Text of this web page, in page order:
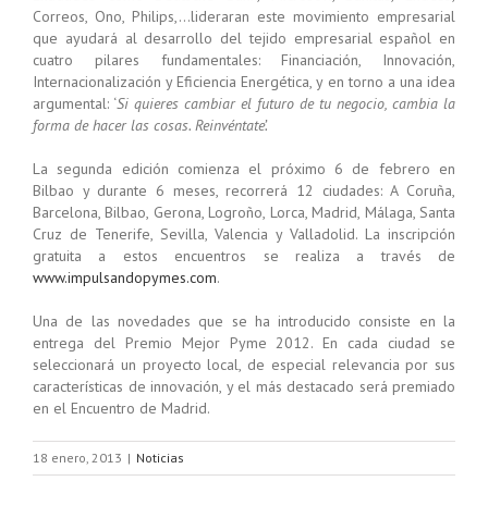
Correos, Ono, Philips,…lideraran este movimiento empresarial
que ayudará al desarrollo del tejido empresarial español en
cuatro pilares fundamentales: Financiación, Innovación,
Internacionalización y Eficiencia Energética, y en torno a una idea
argumental: ‘Si quieres cambiar el futuro de tu negocio, cambia la
forma de hacer las cosas. Reinvéntate’.
La segunda edición comienza el próximo 6 de febrero en
Bilbao y durante 6 meses, recorrerá 12 ciudades: A Coruña,
Barcelona, Bilbao, Gerona, Logroño, Lorca, Madrid, Málaga, Santa
Cruz de Tenerife, Sevilla, Valencia y Valladolid. La inscripción
gratuita a estos encuentros se realiza a través de
www.impulsandopymes.com.
Una de las novedades que se ha introducido consiste en la
entrega del Premio Mejor Pyme 2012. En cada ciudad se
seleccionará un proyecto local, de especial relevancia por sus
características de innovación, y el más destacado será premiado
en el Encuentro de Madrid.
18 enero, 2013 | Noticias